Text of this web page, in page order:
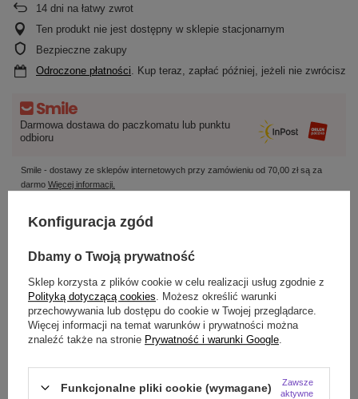
14 dni na łatwy zwrot
Ten produkt nie jest dostępny w sklepie stacjonarnym
Bezpieczne zakupy
Odroczone płatności. Kup teraz, zapłać później, jeżeli nie zwrócisz
Darmowa dostawa do paczkomatu lub punktu
odbioru
Smile - dostawy ze sklepów internetowych przy zamówieniu od 70,00 złsą za
darmo Więcej informacji.
OPINIE (0)
Potrzebujesz pomocy? Masz pytania?
Zadaj pytanie a my odpowiemy niezwłocznie,
Konfiguracja zgód
Dbamy o Twoją prywatność
Sklep korzysta z plików cookie w celu realizacji usług zgodnie z
Polityką dotyczącą cookies . Możesz określić warunki
przechowywania lub dostępu do cookie w Twojej przeglądarce.
Więcej informacji na temat warunków i prywatności można
znaleźć także na stronie Prywatność i warunki Google
Funkcjonalne pliki cookie (wymagane)
Zawsze
aktywne